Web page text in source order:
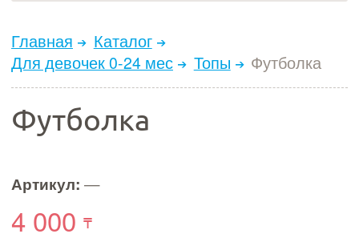
Главная
Каталог
Для девочек 0-24 мес
Топы Футболка
Футболка
Артикул: —
4 000